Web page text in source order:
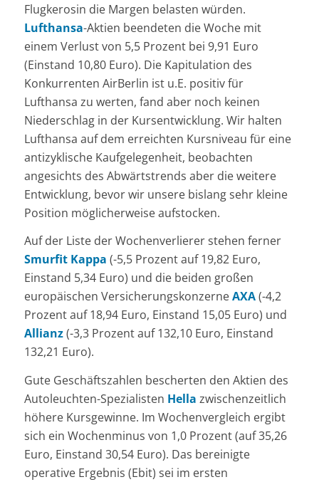
Flugkerosin die Margen belasten würden.
Lufthansa-Aktien beendeten die Woche mit
einem Verlust von 5,5 Prozent bei 9,91 Euro
(Einstand 10,80 Euro). Die Kapitulation des
Konkurrenten AirBerlin ist u.E. positiv für
Lufthansa zu werten, fand aber noch keinen
Niederschlag in der Kursentwicklung. Wir halten
Lufthansa auf dem erreichten Kursniveau für eine
antizyklische Kaufgelegenheit, beobachten
angesichts des Abwärtstrends aber die weitere
Entwicklung, bevor wir unsere bislang sehr kleine
Position möglicherweise aufstocken.
Auf der Liste der Wochenverlierer stehen ferner
Smurfit Kappa (-5,5 Prozent auf 19,82 Euro,
Einstand 5,34 Euro) und die beiden großen
europäischen VersicherungskonzerneAXA(-4,2
Prozent auf 18,94 Euro, Einstand 15,05 Euro) und
Allianz(-3,3 Prozent auf 132,10 Euro, Einstand
132,21 Euro).
Gute Geschäftszahlen bescherten den Aktien des
Autoleuchten-Spezialisten Hella zwischenzeitlich
höhere Kursgewinne. Im Wochenvergleich ergibt
sich ein Wochenminus von 1,0 Prozent (auf 35,26
Euro, Einstand 30,54 Euro). Das bereinigte
operative Ergebnis (Ebit) sei im ersten